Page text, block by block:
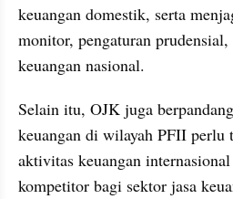
keuangan domestik, serta
monitor, pengaturan
keuangan nasional.
Selain itu, OJK juga
keuangan di wilayah PFII perlu
aktivitas keuangan
kompetitor bagi sektor jasa